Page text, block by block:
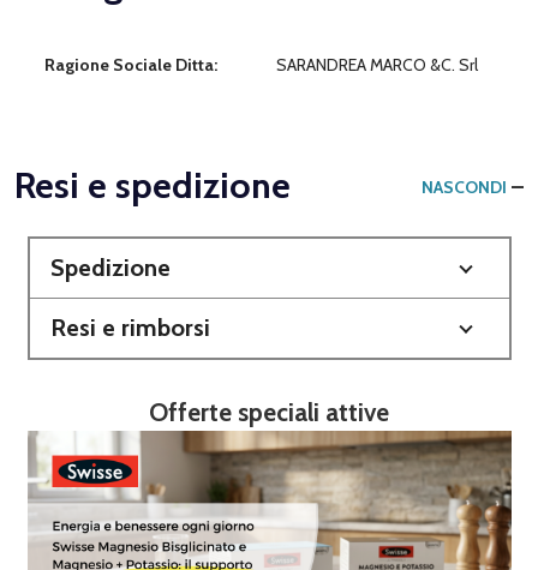
Ragione Sociale Ditta: SARANDREA MARCO &C. Srl
Resi e spedizione NASCONDI
Spedizione
Resi e rimborsi
Offerte speciali attive